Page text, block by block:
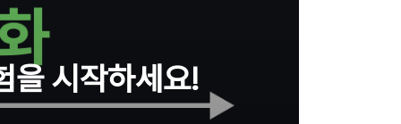
을 시작하세요!